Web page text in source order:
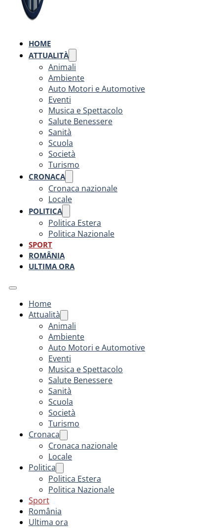
HOME
ATTUALITÀ
Animali
Ambiente
Auto Motori e Automotive
Eventi
Musica e Spettacolo
Salute Benessere
Sanità
Scuola
Società
Turismo
CRONACA
Cronaca nazionale
Locale
POLITICA
Politica Estera
Politica Nazionale
SPORT
ROMÂNIA
ULTIMA ORA
Home
Attualità
Animali
Ambiente
Auto Motori e Automotive
Eventi
Musica e Spettacolo
Salute Benessere
Sanità
Scuola
Società
Turismo
Cronaca
Cronaca nazionale
Locale
Politica
Politica Estera
Politica Nazionale
Sport
România
Ultima ora